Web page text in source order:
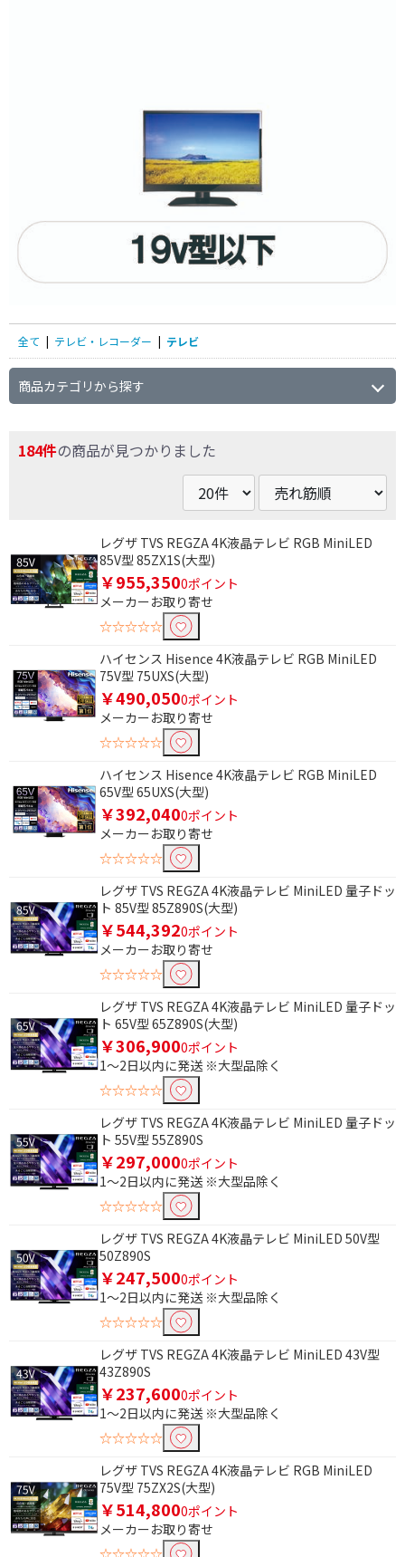
全て テレビ・レコーダー テレビ
商品カテゴリから探す
184件の商品が見つかりました
レグザ TVS REGZA 4K液晶テレビ RGB MiniLED
85V型 85ZX1S(大型)
￥955,3500ポイント
メーカーお取り寄せ
☆☆☆☆☆
ハイセンス Hisence 4K液晶テレビ RGB MiniLED
75V型 75UXS(大型)
￥490,0500ポイント
メーカーお取り寄せ
☆☆☆☆☆
ハイセンス Hisence 4K液晶テレビ RGB MiniLED
65V型 65UXS(大型)
￥392,0400ポイント
メーカーお取り寄せ
☆☆☆☆☆
レグザ TVS REGZA 4K液晶テレビ MiniLED 量子ドッ
ト 85V型 85Z890S(大型)
￥544,3920ポイント
メーカーお取り寄せ
☆☆☆☆☆
レグザ TVS REGZA 4K液晶テレビ MiniLED 量子ドッ
ト 65V型 65Z890S(大型)
￥306,9000ポイント
1～2日以内に発送 ※大型品除く
☆☆☆☆☆
レグザ TVS REGZA 4K液晶テレビ MiniLED 量子ドッ
ト 55V型 55Z890S
￥297,0000ポイント
1～2日以内に発送 ※大型品除く
☆☆☆☆☆
レグザ TVS REGZA 4K液晶テレビ MiniLED 50V型
50Z890S
￥247,5000ポイント
1～2日以内に発送 ※大型品除く
☆☆☆☆☆
レグザ TVS REGZA 4K液晶テレビ MiniLED 43V型
43Z890S
￥237,6000ポイント
1～2日以内に発送 ※大型品除く
☆☆☆☆☆
レグザ TVS REGZA 4K液晶テレビ RGB MiniLED
75V型 75ZX2S(大型)
￥514,8000ポイント
メーカーお取り寄せ